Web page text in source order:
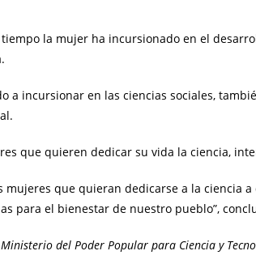
tiempo la mujer ha incursionado en el
a incursionar en las ciencias sociales,
que quieren dedicar su vida la ciencia,
mujeres que quieran dedicarse a la ciencia
para el bienestar de nuestro pueblo”,
del Poder Popular para Ciencia y